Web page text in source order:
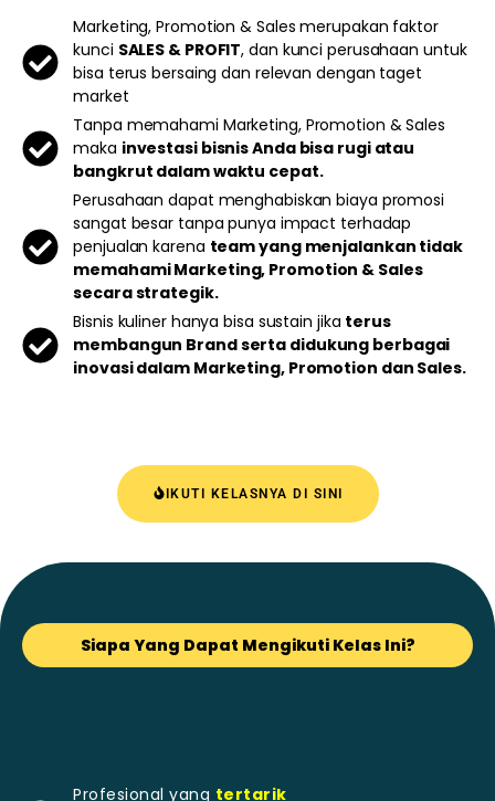
Marketing, Promotion & Sales merupakan faktor
kunci SALES & PROFIT, dan kunci perusahaan untuk
bisa terus bersaing dan relevan dengan taget
market
Tanpa memahami Marketing, Promotion & Sales
maka investasi bisnis Anda bisa rugi atau
bangkrut dalam waktu cepat.
Perusahaan dapat menghabiskan biaya promosi
sangat besar tanpa punya impact terhadap
penjualan karena team yang menjalankan tidak
memahami Marketing, Promotion & Sales
secara strategik.
Bisnis kuliner hanya bisa sustain jika terus
membangun Brand serta didukung berbagai
inovasi dalam Marketing, Promotion dan Sales.
IKUTI KELASNYA DI SINI
Siapa Yang Dapat Mengikuti Kelas Ini?
Profesional yang tertarik